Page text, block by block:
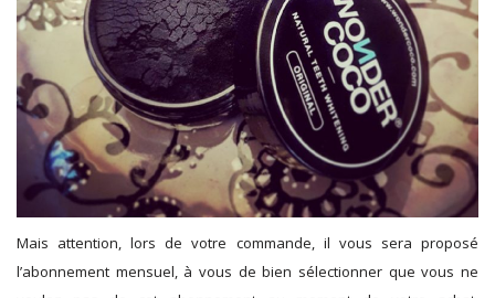
Mais attention, lors de votre commande, il vous sera proposé
l’abonnement mensuel, à vous de bien sélectionner que vous ne